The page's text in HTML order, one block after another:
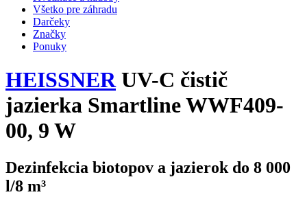
Všetko pre záhradu
Darčeky
Značky
Ponuky
HEISSNERUV-C čistič
jazierka Smartline WWF409-
00, 9 W
Dezinfekcia biotopov a jazierok do 8 000
l/8 m³